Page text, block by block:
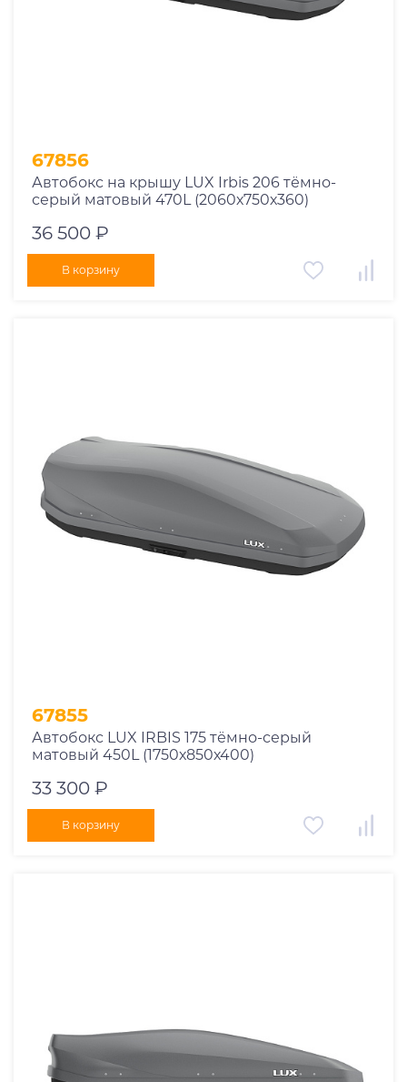
67856
Автобокс на крышу LUX Irbis 206 тёмно-
серый матовый 470L (2060х750х360)
36 500 ₽
В корзину
67855
Автобокс LUX IRBIS 175 тёмно-серый
матовый 450L (1750х850х400)
33 300 ₽
В корзину